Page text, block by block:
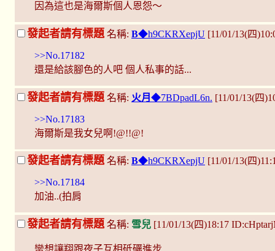
因為這也是海爾斯個人恩怨～
發起者請有標題 名稱: B◆h9CKRXepjU [11/01/13(四
>>No.17182
還是給該腳色的人吧 個人私事的話...
發起者請有標題 名稱: 火月 ◆7BDpadL6n. [11/01/13(四
>>No.17183
海爾斯是我女兒啊!@!!@!
發起者請有標題 名稱: B◆h9CKRXepjU [11/01/13(四
>>No.17184
加油..(拍肩
發起者請有標題 名稱: 雪兒 [11/01/13(四)18:17
蠻想讓翔跟夜子互相砥礪進步